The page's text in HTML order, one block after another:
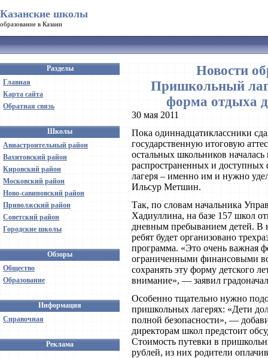
Казанские школы
образование в Казани
Разделы
Главная
Карта сайта
Обратная связь
Школы
Авиастроительный район
Вахитовский район
Кировский район
Московский район
Ново-савиновский район
Приволжский район
Советский район
Городские школы
Обзоры
Общество
Образование
Информация
Справочная
Реклама
Новости
Пришкольный
форма отдыха
30 мая 2011
Пока одиннадцатиклассники
государственную итоговую
остальных школьников
распространенных и
лагеря – именно им и нужно
Ильсур Метшин.
Так, по словам начальника
Хадиуллина, на базе 157 школ
дневным пребыванием детей. В
ребят будет организовано
программа. «Это очень важная
ограниченными финансовыми
сохранять эту форму детского
внимание», — заявил
Особенно тщательно нужно
пришкольных лагерях: «Дети
полной безопасности», —
директорам школ предстоит
Стоимость путевки в
рублей, из них родители